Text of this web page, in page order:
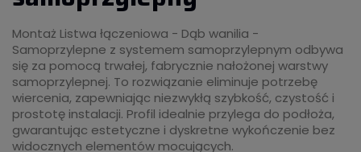
Montaż Listwa łączeniowa - Dąb wanilia -
Samoprzylepne z systemem samoprzylepnym odbywa
się za pomocą trwałej, fabrycznie nałożonej warstwy
samoprzylepnej. To rozwiązanie eliminuje potrzebę
wiercenia, zapewniając niezwykłą szybkość, czystość i
prostotę instalacji. Profil idealnie przylega do podłoża,
gwarantując estetyczne i dyskretne wykończenie bez
widocznych elementów mocujących.